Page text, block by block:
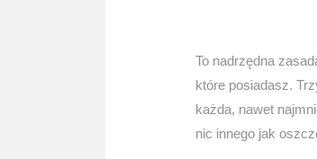
To nadrzędna
które posiadasz.
każda, nawet
nic innego jak